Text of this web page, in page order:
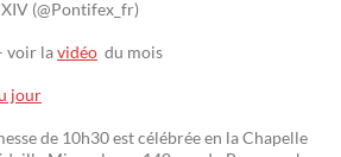
(@Pontifex_fr)
voir lavidéo du mois
jour
de 10h30 est célébrée en la Chapelle